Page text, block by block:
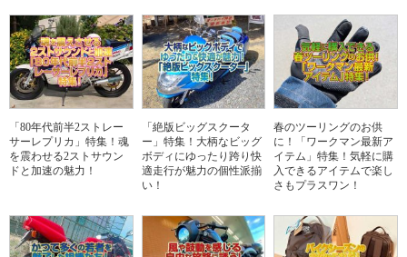
「80年代前半2ストレー
サーレプリカ」特集！魂
を震わせる2ストサウン
ドと加速の魅力！
「絶版ビッグスクータ
ー」特集！大柄なビッグ
ボディにゆったり跨り快
適走行が魅力の個性派揃
い！
春のツーリングのお供
に！「ワークマン最新ア
イテム」特集！気軽に購
入できるアイテムで楽し
さもプラスワン！